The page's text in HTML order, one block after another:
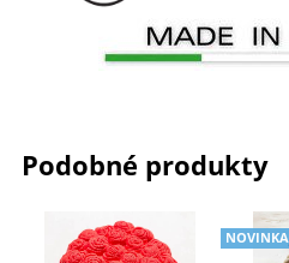
Podobné produkty
NOVINKA